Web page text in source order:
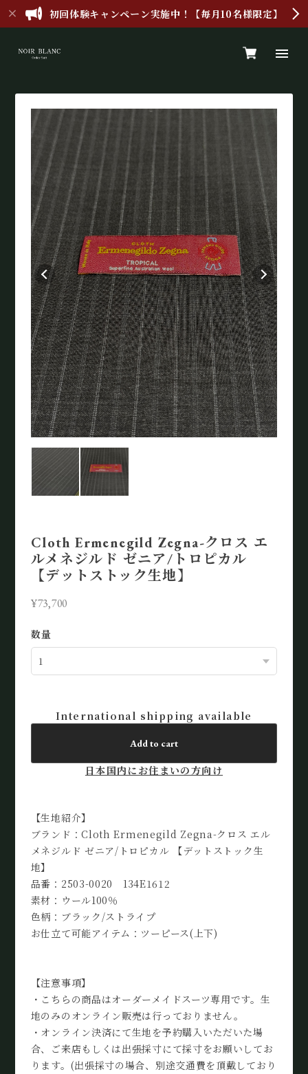
初回体験キャンペーン実施中！【毎月10名様限定】
Cloth Ermenegild Zegna-クロス エ
ルメネジルド ゼニア/トロピカル
【デットストック生地】
¥73,700
数量
International shipping available
Add to cart
日本国内にお住まいの方向け
【生地紹介】
ブランド：Cloth Ermenegild Zegna-クロス エル
メネジルド ゼニア/トロピカル 【デットストック生
地】
品番：2503-0020 134E1612
素材：ウール100％
色柄：ブラック/ストライプ
お仕立て可能アイテム：ツーピース(上下)
【注意事項】
・こちらの商品はオーダーメイドスーツ専用です。生
地のみのオンライン販売は行っておりません。
・オンライン決済にて生地を予約購入いただいた場
合、ご来店もしくは出張採寸にて採寸をお願いしてお
ります。(出張採寸の場合、別途交通費を頂戴しており